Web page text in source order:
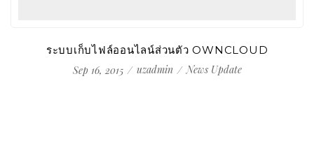
ระบบเก็บไฟล์ออนไลน์ส่วนตัว OWNCLOUD
Sep 16, 2015
uzadmin News Update